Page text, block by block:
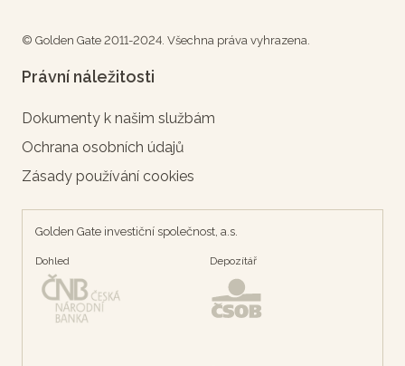
© Golden Gate 2011-2024. Všechna práva vyhrazena.
Právní náležitosti
Dokumenty k našim službám
Ochrana osobních údajů
Zásady používání cookies
Golden Gate investiční společnost, a.s.
Dohled Depozítář